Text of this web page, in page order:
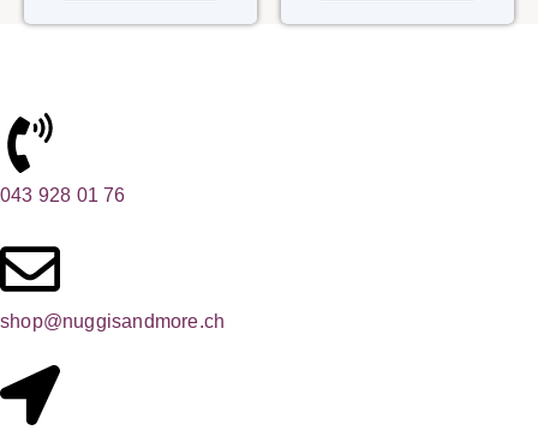
043 928 01 76
shop@nuggisandmore.ch